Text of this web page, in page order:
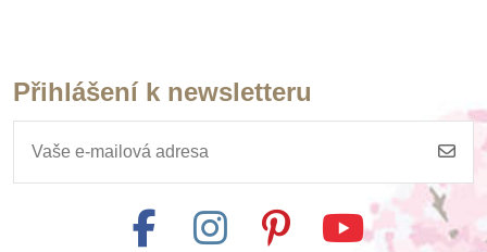
Přihlášení k newsletteru